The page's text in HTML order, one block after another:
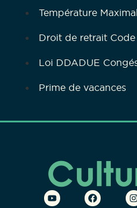
Température
Droit de retrait Code
Loi DDADUE
Prime de vacances